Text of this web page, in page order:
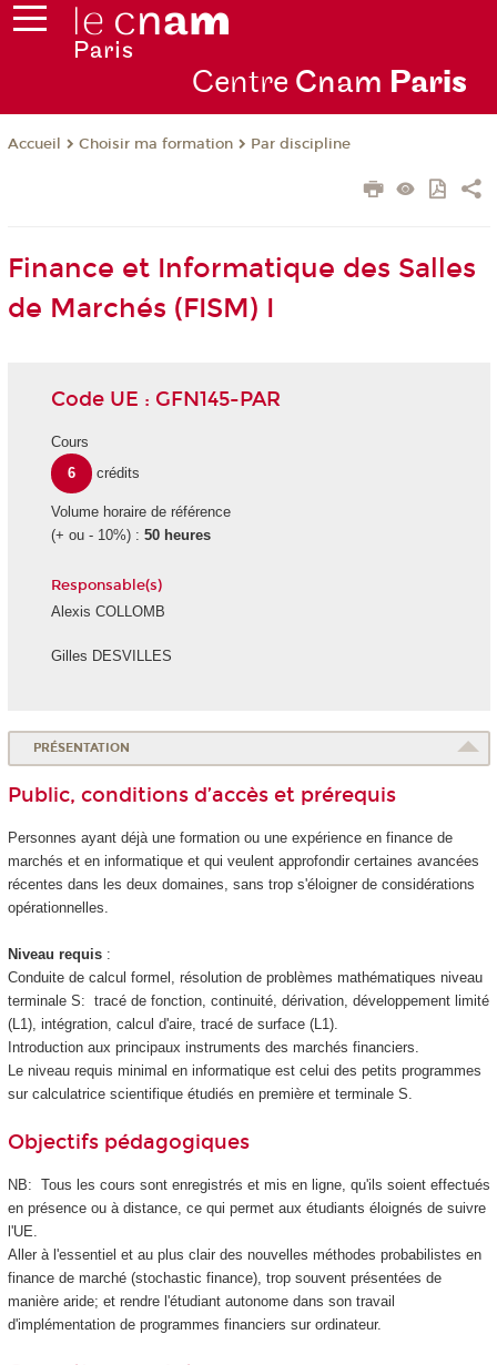
Centre Cnam Paris
Accueil Choisir ma formation Par discipline
Finance et Informatique des Salles
de Marchés (FISM) I
Code UE : GFN145-PAR
Cours
6
crédits
Volume horaire de référence
(+ ou - 10%) : 50 heures
Responsable(s)
Alexis COLLOMB
Gilles DESVILLES
PRÉSENTATION
Public, conditions d’accès et prérequis
Personnes ayant déjà une formation ou une expérience en finance de
marchés et en informatique et qui veulent approfondir certaines avancées
récentes dans les deux domaines, sans trop s'éloigner de considérations
opérationnelles.
Niveau requis :
Conduite de calcul formel, résolution de problèmes mathématiques niveau
terminale S: tracé de fonction, continuité, dérivation, développement limité
(L1), intégration, calcul d'aire, tracé de surface (L1).
Introduction aux principaux instruments des marchés financiers.
Le niveau requis minimal en informatique est celui des petits programmes
sur calculatrice scientifique étudiés en première et terminale S.
Objectifs pédagogiques
NB: Tous les cours sont enregistrés et mis en ligne, qu'ils soient effectués
en présence ou à distance, ce qui permet aux étudiants éloignés de suivre
l'UE.
Aller à l'essentiel et au plus clair des nouvelles méthodes probabilistes en
finance de marché (stochastic finance), trop souvent présentées de
manière aride; et rendre l'étudiant autonome dans son travail
d'implémentation de programmes financiers sur ordinateur.